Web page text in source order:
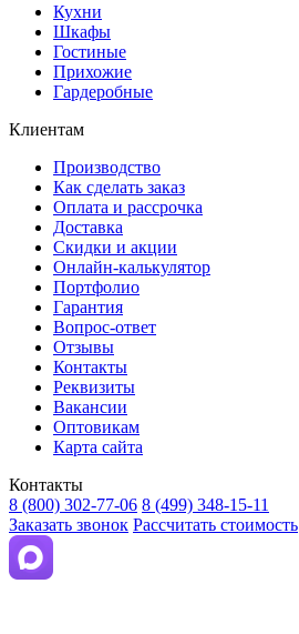
Кухни
Шкафы
Гостиные
Прихожие
Гардеробные
Клиентам
Производство
Как сделать заказ
Оплата и рассрочка
Доставка
Скидки и акции
Онлайн-калькулятор
Портфолио
Гарантия
Вопрос-ответ
Отзывы
Контакты
Реквизиты
Вакансии
Оптовикам
Карта сайта
Контакты
8 (800) 302-77-06 8 (499) 348-15-11
Заказать звонок Рассчитать стоимость